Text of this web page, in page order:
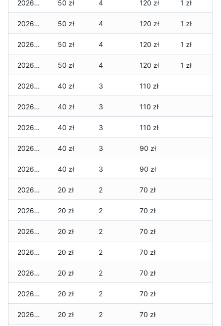
2026-05-12 50 zł 4 120 zł 1 zł
2026-05-09 50 zł 4 120 zł 1 zł
2026-05-08 50 zł 4 120 zł 1 zł
2026-05-07 50 zł 4 120 zł 1 zł
2026-05-06 40 zł 3 110 zł
2026-05-05 40 zł 3 110 zł
2026-05-04 40 zł 3 110 zł
2026-05-03 40 zł 3 90 zł
2026-05-02 40 zł 3 90 zł
2026-05-01 20 zł 2 70 zł
2026-04-30 20 zł 2 70 zł
2026-04-29 20 zł 2 70 zł
2026-04-28 20 zł 2 70 zł
2026-04-27 20 zł 2 70 zł
2026-04-26 20 zł 2 70 zł
2026-04-25 20 zł 2 70 zł